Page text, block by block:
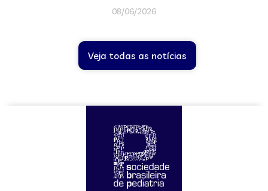
08/06/2026
Veja todas as notícias